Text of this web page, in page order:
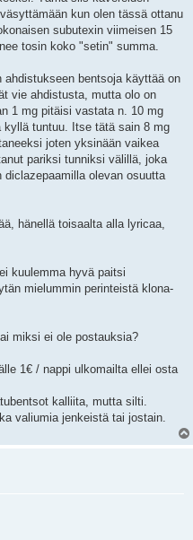
kun olen tässä ottanu
subutexin viimeisen 15
tosin koko "setin" summa.
bentsoja käyttää on
vie ahdistusta, mutta olo on
1 mg pitäisi vastata n. 10 mg
tuntuu. Itse tätä sain 8 mg
joten yksinään vaikea
pariksi tunniksi välillä, joka
diclazepaamilla olevan osuutta
hänellä toisaalta alla lyricaa,
kuulemma hyvä paitsi
mielummin perinteistä klona-
miksi ei ole postauksia?
1€ / nappi ulkomailta ellei osta
kalliita, mutta silti.
valiumia jenkeistä tai jostain.